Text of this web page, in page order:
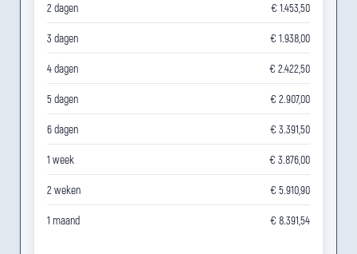
2 dagen € 1.453,50
3 dagen € 1.938,00
4 dagen € 2.422,50
5 dagen € 2.907,00
6 dagen € 3.391,50
1 week € 3.876,00
2 weken € 5.910,90
1 maand € 8.391,54